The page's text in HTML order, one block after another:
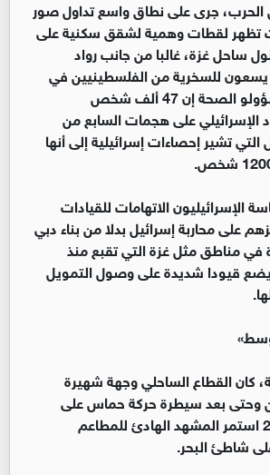
جرى على نطاق واسع تداول صور
تظهر لقطات وهمية لشقق سكنية على
ساحل غزة، غالبا من جانب رواد
يسعون للسخرية من الفلسطينيين في
غزة حيث يقول مسؤولو الصحة إن 47 ألف شخص
الإسرائيلي على هجمات السابع من
التي تشير إحصاءات إسرائيلية إلى أنها
الإسرائيليون الاتهامات للقيادات
على محاربة إسرائيل بدلا من بناء دبي
في مناطق مثل غزة التي تقبع منذ
قيودا شديدة على وصول التمويل
القطاع الساحلي وجهة شهيرة
وحتى بعد سيطرة حركة حماس على
حكمه في عام 2007 استمر المشهد الهادئ للمطاعم
شاطئ البحر.